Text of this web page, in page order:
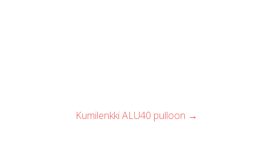
Kumilenkki ALU40 pulloon →